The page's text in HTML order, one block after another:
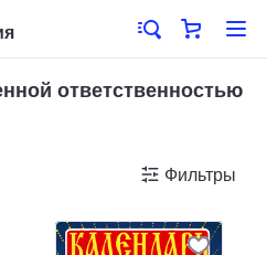
ответственностью
Фильтры